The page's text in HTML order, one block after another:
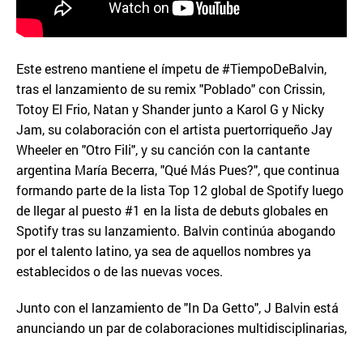
Este estreno mantiene el ímpetu de #TiempoDeBalvin,
tras el lanzamiento de su remix "Poblado" con Crissin,
Totoy El Frio, Natan y Shander junto a Karol G y Nicky
Jam, su colaboración con el artista puertorriqueño Jay
Wheeler en "Otro Fili", y su canción con la cantante
argentina María Becerra, "Qué Más Pues?", que continua
formando parte de la lista Top 12 global de Spotify luego
de llegar al puesto #1 en la lista de debuts globales en
Spotify tras su lanzamiento. Balvin continúa abogando
por el talento latino, ya sea de aquellos nombres ya
establecidos o de las nuevas voces.
Junto con el lanzamiento de "In Da Getto", J Balvin está
anunciando un par de colaboraciones multidisciplinarias,